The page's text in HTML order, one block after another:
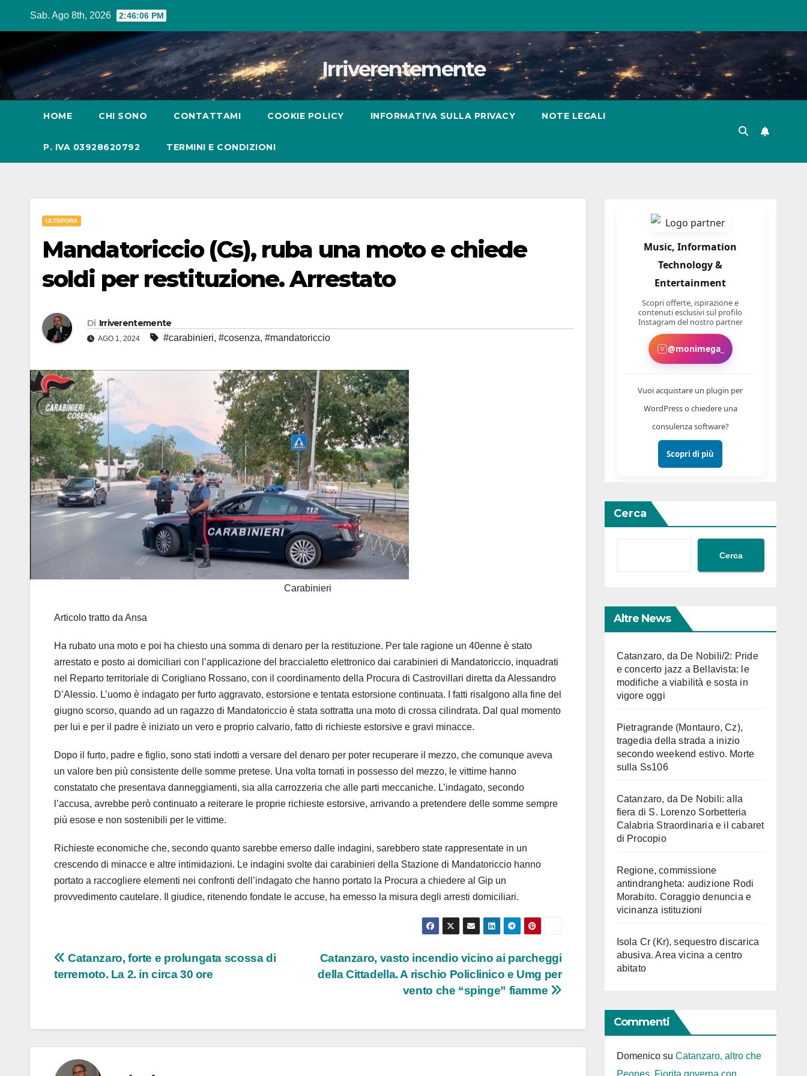
Sab. Ago 8th, 2026 2:46:07 PM
Irriverentemente
HOME CHI SONO CONTATTAMI COOKIE POLICY INFORMATIVA SULLA PRIVACY NOTE LEGALI
P. IVA 03928620792 TERMINI E CONDIZIONI
ULTIM'ORA
Mandatoriccio (Cs), ruba una moto e chiede
soldi per restituzione. Arrestato
Di Irriverentemente
AGO 1, 2024 #carabinieri, #cosenza, #mandatoriccio
Carabinieri
Articolo tratto da Ansa
Ha rubato una moto e poi ha chiesto una somma di denaro per la restituzione. Per tale ragione un 40enne è stato
arrestato e posto ai domiciliari con l’applicazione del braccialetto elettronico dai carabinieri di Mandatoriccio, inquadrati
nel Reparto territoriale di Corigliano Rossano, con il coordinamento della Procura di Castrovillari diretta da Alessandro
D’Alessio. L’uomo è indagato per furto aggravato, estorsione e tentata estorsione continuata. I fatti risalgono alla fine del
giugno scorso, quando ad un ragazzo di Mandatoriccio è stata sottratta una moto di crossa cilindrata. Dal qual momento
per lui e per il padre è iniziato un vero e proprio calvario, fatto di richieste estorsive e gravi minacce.
Dopo il furto, padre e figlio, sono stati indotti a versare del denaro per poter recuperare il mezzo, che comunque aveva
un valore ben più consistente delle somme pretese. Una volta tornati in possesso del mezzo, le vittime hanno
constatato che presentava danneggiamenti, sia alla carrozzeria che alle parti meccaniche. L’indagato, secondo
l’accusa, avrebbe però continuato a reiterare le proprie richieste estorsive, arrivando a pretendere delle somme sempre
più esose e non sostenibili per le vittime.
Richieste economiche che, secondo quanto sarebbe emerso dalle indagini, sarebbero state rappresentate in un
crescendo di minacce e altre intimidazioni. Le indagini svolte dai carabinieri della Stazione di Mandatoriccio hanno
portato a raccogliere elementi nei confronti dell’indagato che hanno portato la Procura a chiedere al Gip un
provvedimento cautelare. Il giudice, ritenendo fondate le accuse, ha emesso la misura degli arresti domiciliari.
Navigazione
Catanzaro, vasto incendio vicino ai parcheggi
della Cittadella. A rischio Policlinico e Umg per
vento che “spinge” fiamme
Catanzaro, forte e prolungata scossa di
terremoto. La 2. in circa 30 ore
Cerca
Cerca
Altre News
Catanzaro, da De Nobili/2: Pride
e concerto jazz a Bellavista: le
modifiche a viabilità e sosta in
vigore oggi
Pietragrande (Montauro, Cz),
tragedia della strada a inizio
secondo weekend estivo. Morte
sulla Ss106
Catanzaro, da De Nobili: alla
fiera di S. Lorenzo Sorbetteria
Calabria Straordinaria e il cabaret
di Procopio
Regione, commissione
antindrangheta: audizione Rodi
Morabito. Coraggio denuncia e
vicinanza istituzioni
Isola Cr (Kr), sequestro discarica
abusiva. Area vicina a centro
abitato
Commenti
Domenicosu Catanzaro, altro che
Peones. Fiorita governa con
Music, Information
Technology &
Entertainment
Scopri offerte, ispirazione e
contenuti esclusivi sul profilo
Instagram del nostro partner
@monimega_
Vuoi acquistare un plugin per
WordPress o chiedere una
consulenza software?
Scopri di più